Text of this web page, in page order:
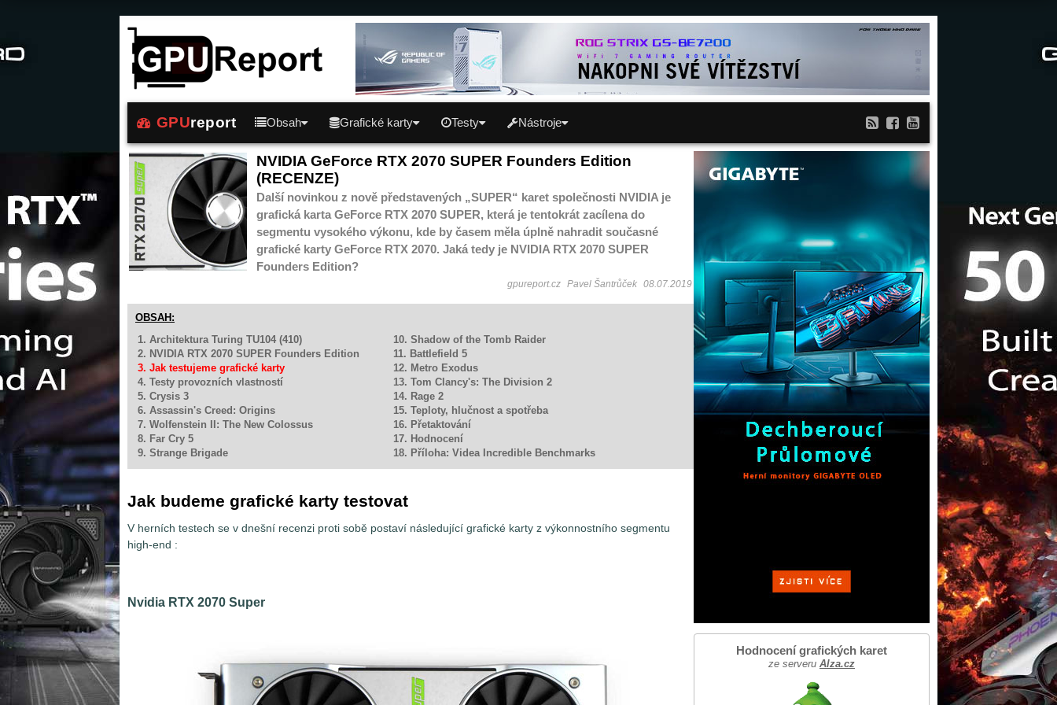
GPUreport Obsah Grafické karty Testy Nástroje
NVIDIA GeForce RTX 2070 SUPER Founders Edition
(RECENZE)
Další novinkou z nově představených „SUPER“ karet společnosti NVIDIA je
grafická karta GeForce RTX 2070 SUPER, která je tentokrát zacílena do
segmentu vysokého výkonu, kde by časem měla úplně nahradit současné
grafické karty GeForce RTX 2070. Jaká tedy je NVIDIA RTX 2070 SUPER
Founders Edition?
gpureport.cz Pavel Šantrůček 08.07.2019
OBSAH:
1. Architektura Turing TU104 (410)
10. Shadow of the Tomb Raider
2. NVIDIA RTX 2070 SUPER Founders Edition
11. Battlefield 5
3. Jak testujeme grafické karty
12. Metro Exodus
4. Testy provozních vlastností
13. Tom Clancy's: The Division 2
5. Crysis 3
14. Rage 2
6. Assassin's Creed: Origins
15. Teploty, hlučnost a spotřeba
7. Wolfenstein II: The New Colossus
16. Přetaktování
8. Far Cry 5
17. Hodnocení
9. Strange Brigade
18. Příloha: Videa Incredible Benchmarks
Jak budeme grafické karty testovat
V herních testech se v dnešní recenzi proti sobě postaví následující grafické karty z výkonnostního segmentu
high-end :
Nvidia RTX 2070 Super
Hodnocení grafických karet
ze serveru Alza.cz